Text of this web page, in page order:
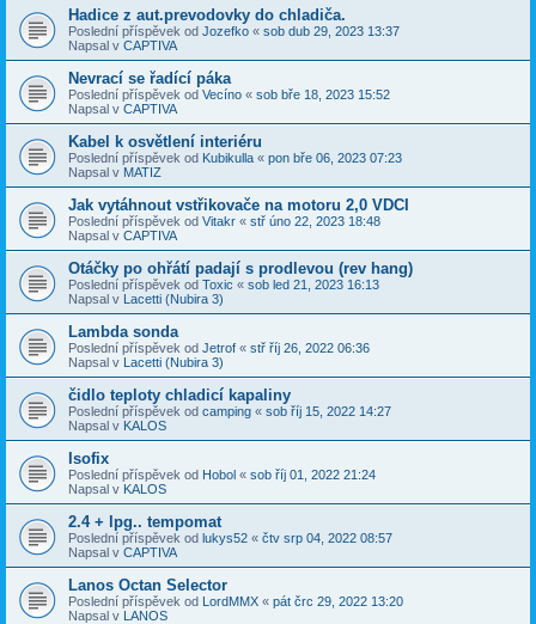
Hadice z aut.prevodovky do chladiča.
Poslední příspěvek od Jozefko « sob dub 29, 2023 13:37
Napsal v CAPTIVA
Nevrací se řadící páka
Poslední příspěvek od Vecíno « sob bře 18, 2023 15:52
Napsal v CAPTIVA
Kabel k osvětlení interiéru
Poslední příspěvek od Kubikulla « pon bře 06, 2023 07:23
Napsal v MATIZ
Jak vytáhnout vstřikovače na motoru 2,0 VDCI
Poslední příspěvek od Vitakr « stř úno 22, 2023 18:48
Napsal v CAPTIVA
Otáčky po ohřátí padají s prodlevou (rev hang)
Poslední příspěvek od Toxic « sob led 21, 2023 16:13
Napsal v Lacetti (Nubira 3)
Lambda sonda
Poslední příspěvek od Jetrof « stř říj 26, 2022 06:36
Napsal v Lacetti (Nubira 3)
čidlo teploty chladicí kapaliny
Poslední příspěvek od camping « sob říj 15, 2022 14:27
Napsal v KALOS
Isofix
Poslední příspěvek od Hobol « sob říj 01, 2022 21:24
Napsal v KALOS
2.4 + lpg.. tempomat
Poslední příspěvek od lukys52 « čtv srp 04, 2022 08:57
Napsal v CAPTIVA
Lanos Octan Selector
Poslední příspěvek od LordMMX « pát črc 29, 2022 13:20
Napsal v LANOS